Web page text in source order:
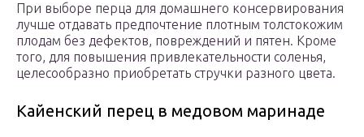
При выборе перца для домашнего консервирования
лучше отдавать предпочтение плотным толстокожим
плодам без дефектов, повреждений и пятен. Кроме
того, для повышения привлекательности соленья,
целесообразно приобретать стручки разного цвета.
Кайенский перец в медовом маринаде